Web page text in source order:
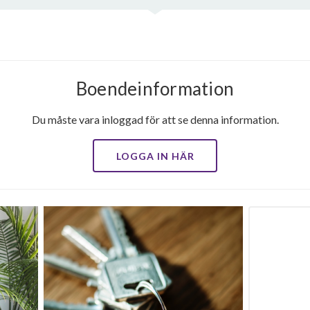
Boendeinformation
Du måste vara inloggad för att se denna information.
LOGGA IN HÄR